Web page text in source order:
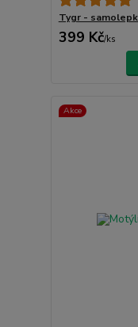
Tygr -
399 Kč/ks
Akce